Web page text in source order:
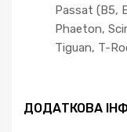
Passat (B5,
Phaeton,
Tiguan, T-
ДОДАТКОВА